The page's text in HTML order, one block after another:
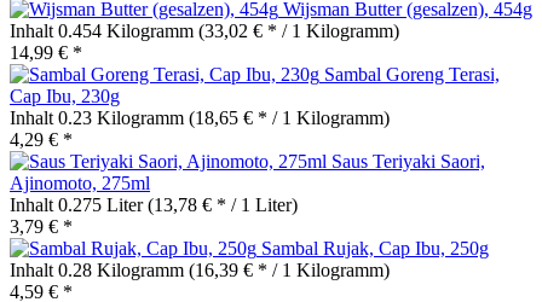
Wijsman Butter (gesalzen), 454g
Inhalt 0.454 Kilogramm (33,02 € * / 1 Kilogramm)
14,99 € *
Sambal Goreng Terasi,
Cap Ibu, 230g
Inhalt 0.23 Kilogramm (18,65 € * / 1 Kilogramm)
4,29 € *
Saus Teriyaki Saori,
Ajinomoto, 275ml
Inhalt 0.275 Liter(13,78 € * / 1 Liter)
3,79 € *
Sambal Rujak, Cap Ibu, 250g
Inhalt 0.28 Kilogramm (16,39 € * / 1 Kilogramm)
4,59 € *